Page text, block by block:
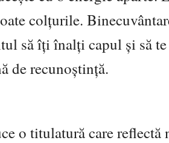
colțurile.
să îți înalți capul și să
de recunoștință.
o titulatură care